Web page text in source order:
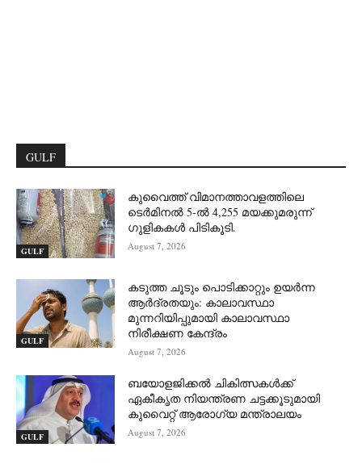
GULF
GULF
കുവൈത്ത് വിമാനത്താവളത്തിലെ
ടെർമിനൽ 5-ൽ 4,255 മയക്കുമരുന്ന്
ഗുളികകൾ പിടികൂടി.
August 7, 2026
GULF
കടുത്ത ചൂടും പൊടിക്കാറ്റും ഉയർന്ന
ആർദ്രതയും: കാലാവസ്ഥാ
മുന്നറിയിപ്പുമായി കാലാവസ്ഥാ
നിരീക്ഷണ കേന്ദ്രം
August 7, 2026
GULF
ബയോളജിക്കൽ ചികിത്സകൾക്ക്
ഏകീകൃത നിയന്ത്രണ ചട്ടക്കൂടുമായി
കുവൈറ്റ് ആരോഗ്യ മന്ത്രാലയം
August 7, 2026